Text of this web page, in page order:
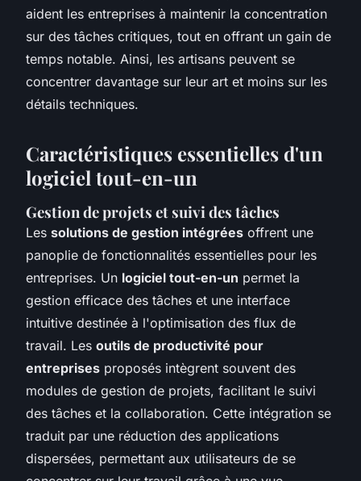
aident les entreprises à maintenir la concentration
sur des tâches critiques, tout en offrant un gain de
temps notable. Ainsi, les artisans peuvent se
concentrer davantage sur leur art et moins sur les
détails techniques.
Caractéristiques essentielles d'un
logiciel tout-en-un
Gestion de projets et suivi des tâches
Les solutions de gestion intégrées offrent une
panoplie de fonctionnalités essentielles pour les
entreprises. Un logiciel tout-en-un permet la
gestion efficace des tâches et une interface
intuitive destinée à l'optimisation des flux de
travail. Les outils de productivité pour
entreprises proposés intègrent souvent des
modules de gestion de projets, facilitant le suivi
des tâches et la collaboration. Cette intégration se
traduit par une réduction des applications
dispersées, permettant aux utilisateurs de se